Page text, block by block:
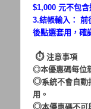
密碼：
$1,000 元不包含
3.結帳輸入： 前
後點選套用，確
⏱︎ 注意事項
◎本優惠碼每位
◎系統不會自動
用。
◎本優惠碼不可